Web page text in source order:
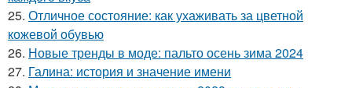
25. Отличное состояние: как ухаживать за цветной
кожевой обувью
26. Новые тренды в моде: пальто осень зима 2024
27. Галина: история и значение имени